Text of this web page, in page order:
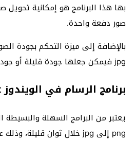
بها هذا البرنامج هو إمكانية
صور دفعة واحدة.
بالإضافة إلى ميزة التحكم بجودة
jpg فيمكن جعلها جودة قليلة أو جودة عالية حسب الرغبة.
برنامج الرسام في الويندوز Microsoft paint
يعتبر من البرامج السهلة
png إلى jpg خلال ثوان قليلة، وذلك عن طريق: